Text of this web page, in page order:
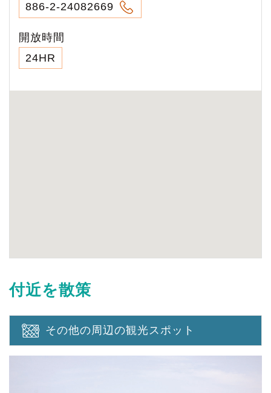
886-2-24082669
開放時間
24HR
付近を散策
その他の周辺の観光スポット